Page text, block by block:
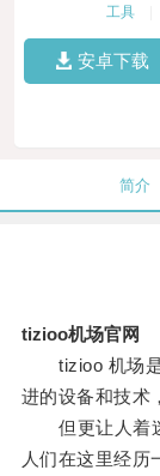
工具
安卓下载
简介
tizioo机场官网
tizioo 机场是
进的设备和技术
但更让人着迷
人们在这里经历